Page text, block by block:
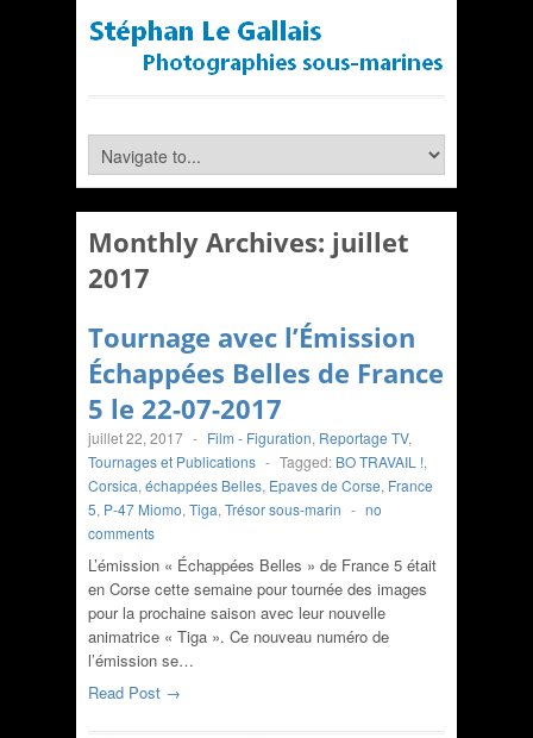
Monthly Archives: juillet
2017
Tournage avec l’Émission
Échappées Belles de France
5 le 22-07-2017
juillet 22, 2017 - Film - Figuration, Reportage TV,
Tournages et Publications - Tagged: BO TRAVAIL !,
Corsica, échappées Belles, Epaves de Corse, France
5, P-47 Miomo, Tiga, Trésor sous-marin - no
comments
L’émission « Échappées Belles » de France 5 était
en Corse cette semaine pour tournée des images
pour la prochaine saison avec leur nouvelle
animatrice « Tiga ». Ce nouveau numéro de
l’émission se…
Read Post →